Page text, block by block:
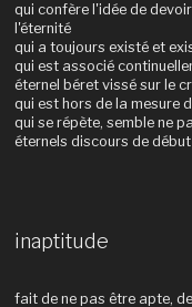
qui confère l'idée de
l'éternité
qui a toujours existé et
qui est associé
éternel béret vissé sur le
qui est hors de la mesure
qui se répète, semble ne
éternels discours de
inaptitude
fait de ne pas être apte,